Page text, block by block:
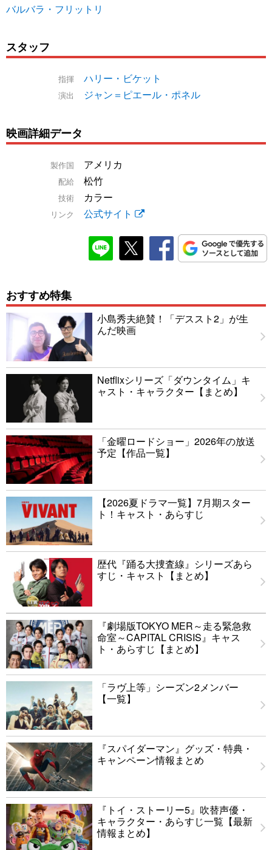
バルバラ・フリットリ
スタッフ
指揮 ハリー・ビケット
演出 ジャン＝ピエール・ポネル
映画詳細データ
製作国 アメリカ
配給 松竹
技術 カラー
リンク 公式サイト
おすすめ特集
小島秀夫絶賛！「デススト2」が生
んだ映画
Netflixシリーズ「ダウンタイム」キ
ャスト・キャラクター【まとめ】
「金曜ロードショー」2026年の放送
予定【作品一覧】
【2026夏ドラマ一覧】7月期スター
ト！キャスト・あらすじ
歴代『踊る大捜査線』シリーズあら
すじ・キャスト【まとめ】
『劇場版TOKYO MER～走る緊急救
命室～CAPITAL CRISIS』キャス
ト・あらすじ【まとめ】
「ラヴ上等」シーズン2メンバー
【一覧】
『スパイダーマン』グッズ・特典・
キャンペーン情報まとめ
『トイ・ストーリー5』吹替声優・
キャラクター・あらすじ一覧【最新
情報まとめ】